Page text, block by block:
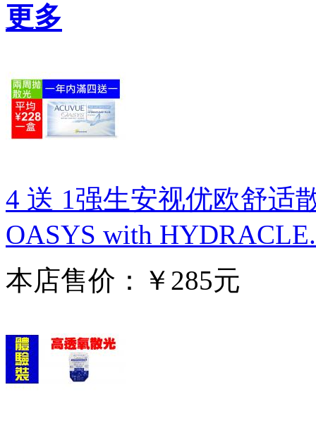
更多
4 送 1强生安视优欧舒适
OASYS with
本店售价：￥285元